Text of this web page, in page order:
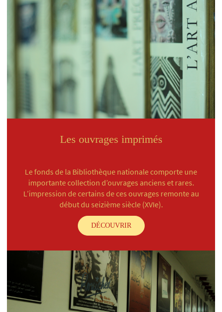
Les ouvrages imprimés
Le fonds de la Bibliothèque nationale comporte une
importante collection d’ouvrages anciens et rares.
L’impression de certains de ces ouvrages remonte au
début du seizième siècle (XVIe).
DÉCOUVRIR